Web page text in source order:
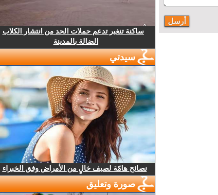
ساكنة تنغير تدعم حملات الحد من انتشار الكلاب
الضالة بالمدينة
سيدتي
نصائح هامّة لصيف خالٍ من الأمراض وفق الخبراء
صورة وتعليق